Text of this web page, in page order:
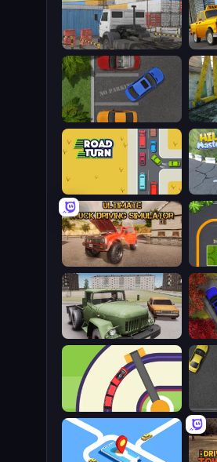
Truck Space
Parking Space
Road Turn
Ultimate Truck Driving Simulator 2020
Truck Driver Easy Road
Crazy Train Snake